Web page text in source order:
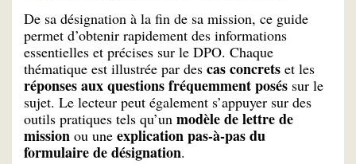
De sa désignation à la fin de sa mission, ce guide
permet d’obtenir rapidement des informations
essentielles et précises sur le DPO. Chaque
thématique est illustrée par des cas concrets et les
réponses aux questions fréquemment posés sur le
sujet. Le lecteur peut également s’appuyer sur des
outils pratiques tels qu’un modèle de lettre de
mission ou une explication pas-à-pas du
formulaire de désignation.